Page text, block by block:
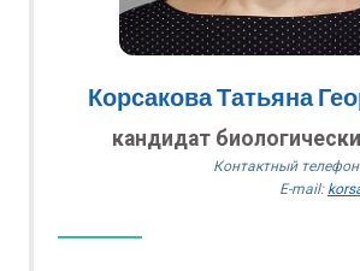
Корсакова Татьяна
кандидат
Контактный
E-mail: